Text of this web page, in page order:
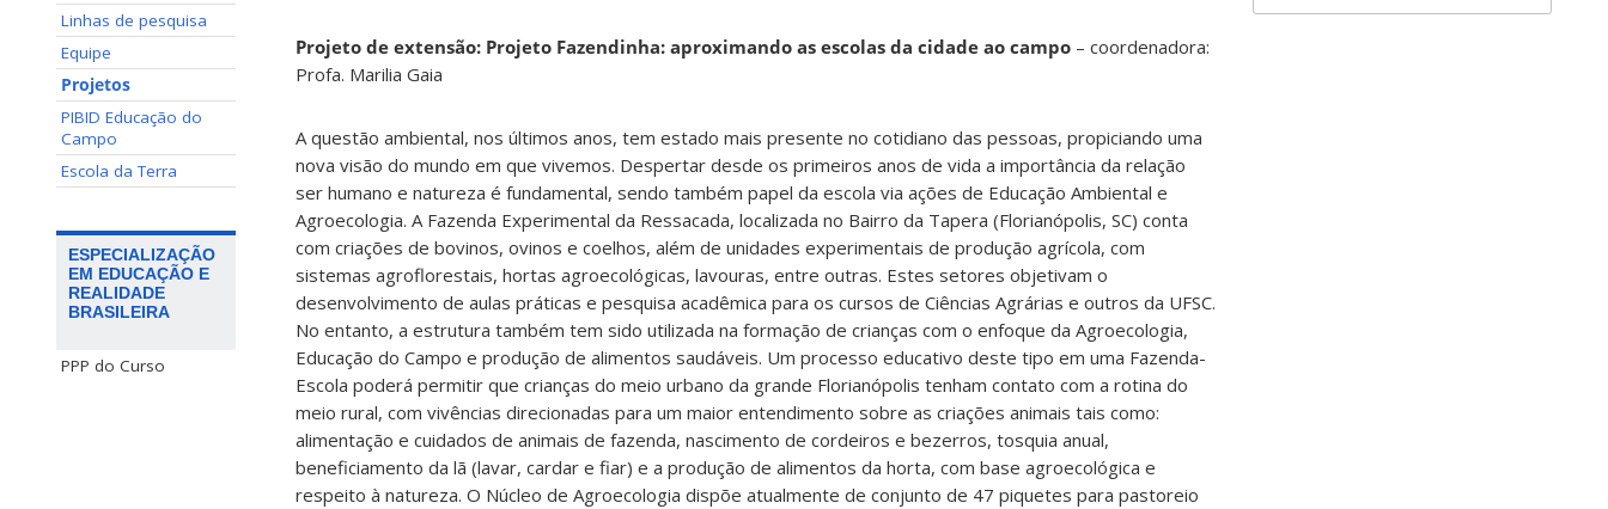
Linhas de pesquisa
Equipe
Projetos
PIBID Educação do
Campo
Escola da Terra
ESPECIALIZAÇÃO
EM EDUCAÇÃO E
REALIDADE
BRASILEIRA
PPP do Curso
Projeto de extensão: Projeto Fazendinha: aproximando as escolas da cidade ao campo – coordenadora:
Profa. Marilia Gaia
A questão ambiental, nos últimos anos, tem estado mais presente no cotidiano das pessoas, propiciando uma
nova visão do mundo em que vivemos. Despertar desde os primeiros anos de vida a importância da relação
ser humano e natureza é fundamental, sendo também papel da escola via ações de Educação Ambiental e
Agroecologia. A Fazenda Experimental da Ressacada, localizada no Bairro da Tapera (Florianópolis, SC) conta
com criações de bovinos, ovinos e coelhos, além de unidades experimentais de produção agrícola, com
sistemas agroflorestais, hortas agroecológicas, lavouras, entre outras. Estes setores objetivam o
desenvolvimento de aulas práticas e pesquisa acadêmica para os cursos de Ciências Agrárias e outros da UFSC.
No entanto, a estrutura também tem sido utilizada na formação de crianças com o enfoque da Agroecologia,
Educação do Campo e produção de alimentos saudáveis. Um processo educativo deste tipo em uma Fazenda-
Escola poderá permitir que crianças do meio urbano da grande Florianópolis tenham contato com a rotina do
meio rural, com vivências direcionadas para um maior entendimento sobre as criações animais tais como:
alimentação e cuidados de animais de fazenda, nascimento de cordeiros e bezerros, tosquia anual,
beneficiamento da lã (lavar, cardar e fiar) e a produção de alimentos da horta, com base agroecológica e
respeito à natureza. O Núcleo de Agroecologia dispõe atualmente de conjunto de 47 piquetes para pastoreio